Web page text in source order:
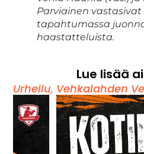
Parviainen vastasivat
tapahtumassa
haastatteluista.
Lue lisää
Urheilu, Vehkalahden